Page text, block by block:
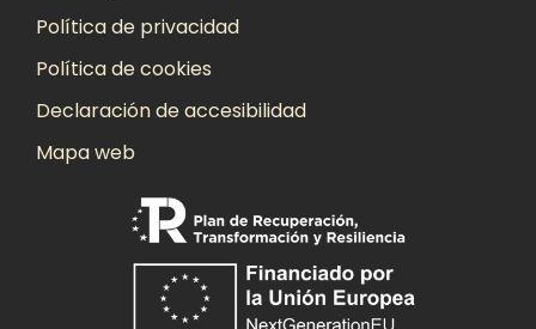
Política de privacidad
Política de cookies
Declaración de accesibilidad
Mapa web